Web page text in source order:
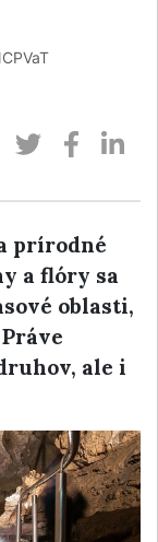
prírodné
a flóry sa
oblasti,
ale i